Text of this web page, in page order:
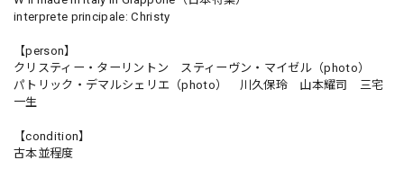
interprete principale: Christy
【person】
クリスティー・ターリントン スティーヴン・マイゼル（photo）
パトリック・デマルシェリエ（photo） 川久保玲 山本耀司 三宅
一生
【condition】
古本並程度